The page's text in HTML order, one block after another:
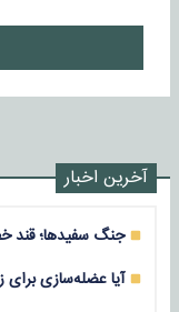
آخرین اخبار
جنگ سفیدها؛ قند
آیا عضله‌سازی